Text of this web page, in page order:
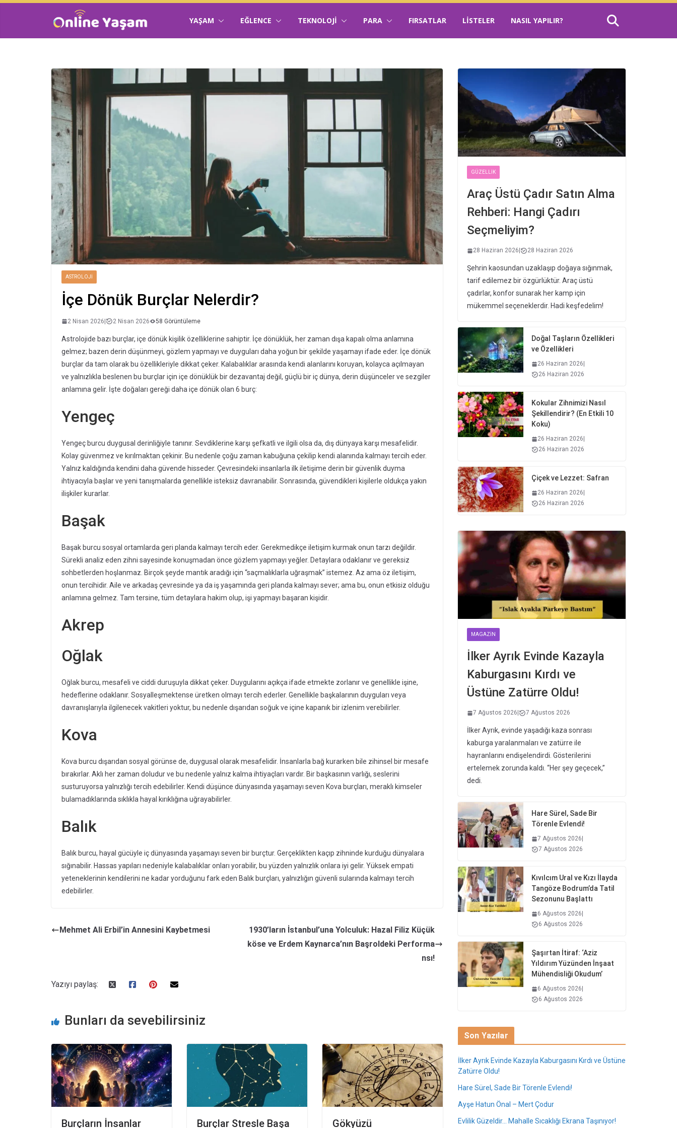
YAŞAM EĞLENCE TEKNOLOJI PARA FIRSATLAR LISTELER NASIL YAPILIR?
ASTROLOJI
İçe Dönük Burçlar Nelerdir?
2 Nisan 2026| 2 Nisan 2026 58 Görüntüleme
Astrolojide bazı burçlar, içe dönük kişilik özelliklerine sahiptir. İçe dönüklük, her zaman dışa kapalı olma anlamına
gelmez; bazen derin düşünmeyi, gözlem yapmayı ve duyguları daha yoğun bir şekilde yaşamayı ifade eder. İçe dönük
burçlar da tam olarak bu özellikleriyle dikkat çeker. Kalabalıklar arasında kendi alanlarını koruyan, kolayca açılmayan
ve yalnızlıkla beslenen bu burçlar için içe dönüklük bir dezavantaj değil, güçlü bir iç dünya, derin düşünceler ve sezgiler
anlamına gelir. İşte doğaları gereği daha içe dönük olan 6 burç:
Yengeç
Yengeç burcu duygusal derinliğiyle tanınır. Sevdiklerine karşı şefkatli ve ilgili olsa da, dış dünyaya karşı mesafelidir.
Kolay güvenmez ve kırılmaktan çekinir. Bu nedenle çoğu zaman kabuğuna çekilip kendi alanında kalmayı tercih eder.
Yalnız kaldığında kendini daha güvende hisseder. Çevresindeki insanlarla ilk iletişime derin bir güvenlik duyma
ihtiyacıyla başlar ve yeni tanışmalarda genellikle isteksiz davranabilir. Sonrasında, güvendikleri kişilerle oldukça yakın
ilişkiler kurarlar.
Başak
Başak burcu sosyal ortamlarda geri planda kalmayı tercih eder. Gerekmedikçe iletişim kurmak onun tarzı değildir.
Sürekli analiz eden zihni sayesinde konuşmadan önce gözlem yapmayı yeğler. Detaylara odaklanır ve gereksiz
sohbetlerden hoşlanmaz. Birçok şeyde mantık aradığı için “saçmalıklarla uğraşmak” istemez. Az ama öz iletişim,
onun tercihidir. Aile ve arkadaş çevresinde ya da iş yaşamında geri planda kalmayı sever; ama bu, onun etkisiz olduğu
anlamına gelmez. Tam tersine, tüm detaylara hakim olup, işi yapmayı başaran kişidir.
Akrep
Oğlak
Oğlak burcu, mesafeli ve ciddi duruşuyla dikkat çeker. Duygularını açıkça ifade etmekte zorlanır ve genellikle işine,
hedeflerine odaklanır. Sosyalleşmektense üretken olmayı tercih ederler. Genellikle başkalarının duyguları veya
davranışlarıyla ilgilenecek vakitleri yoktur, bu nedenle dışarıdan soğuk ve içine kapanık bir izlenim verebilirler.
Kova
Kova burcu dışarıdan sosyal görünse de, duygusal olarak mesafelidir. İnsanlarla bağ kurarken bile zihinsel bir mesafe
bırakırlar. Aklı her zaman doludur ve bu nedenle yalnız kalma ihtiyaçları vardır. Bir başkasının varlığı, seslerini
susturuyorsa yalnızlığı tercih edebilirler. Kendi düşünce dünyasında yaşamayı seven Kova burçları, meraklı kimseler
bulamadıklarında sıklıkla hayal kırıklığına uğrayabilirler.
Balık
Balık burcu, hayal gücüyle iç dünyasında yaşamayı seven bir burçtur. Gerçeklikten kaçıp zihninde kurduğu dünyalara
sığınabilir. Hassas yapıları nedeniyle kalabalıklar onları yorabilir, bu yüzden yalnızlık onlara iyi gelir. Yüksek empati
yeteneklerinin kendilerini ne kadar yorduğunu fark eden Balık burçları, yalnızlığın güvenli sularında kalmayı tercih
edebilirler.
Mehmet Ali Erbil’in Annesini Kaybetmesi
1930’ların İstanbul’una Yolculuk: Hazal Filiz Küçük
köse ve Erdem Kaynarca’nın Başroldeki Performa
nsı!
Yazıyı paylaş:
Bunları da sevebilirsiniz
Burçların İnsanlar Burçlar Stresle Başa Gökyüzü
GÜZELLIK
Araç Üstü Çadır Satın Alma
Rehberi: Hangi Çadırı
Seçmeliyim?
28 Haziran 2026 28 Haziran 2026
Şehrin kaosundan uzaklaşıp doğaya sığınmak,
tarif edilemez bir özgürlüktür. Araç üstü
çadırlar, konfor sunarak her kamp için
mükemmel seçeneklerdir. Hadi keşfedelim!
Doğal Taşların Özellikleri
ve Özellikleri
26 Haziran 2026
26 Haziran 2026
Kokular Zihnimizi Nasıl
Şekillendirir? (En Etkili 10
Koku)
26 Haziran 2026
26 Haziran 2026
Çiçek ve Lezzet: Safran
26 Haziran 2026
26 Haziran 2026
MAGAZIN
İlker Ayrık Evinde Kazayla
Kaburgasını Kırdı ve
Üstüne Zatürre Oldu!
7 Ağustos 2026 7 Ağustos 2026
İlker Ayrık, evinde yaşadığı kaza sonrası
kaburga yaralanmaları ve zatürre ile
hayranlarını endişelendirdi. Gösterilerini
ertelemek zorunda kaldı. “Her şey geçecek,”
dedi.
Hare Sürel, Sade Bir
Törenle Evlendi!
7 Ağustos 2026
7 Ağustos 2026
Kıvılcım Ural ve Kızı İlayda
Tangöze Bodrum’da Tatil
Sezonunu Başlattı
6 Ağustos 2026
6 Ağustos 2026
Şaşırtan İtiraf: ‘Aziz
Yıldırım Yüzünden İnşaat
Mühendisliği Okudum’
6 Ağustos 2026
6 Ağustos 2026
Son Yazılar
İlker Ayrık Evinde Kazayla Kaburgasını Kırdı ve Üstüne
Zatürre Oldu!
Hare Sürel, Sade Bir Törenle Evlendi!
Ayşe Hatun Önal – Mert Çodur
Evlilik Güzeldir… Mahalle Sıcaklığı Ekrana Taşınıyor!